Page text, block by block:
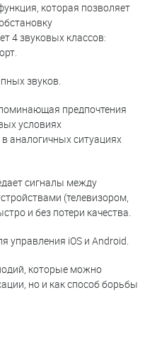
которая позволяет
4 звуковых классов:
звуков.
предпочтения
условиях
аналогичных ситуациях
сигналы между
(телевизором,
и без потери качества.
управления iOS и Android.
которые можно
но и как способ борьбы